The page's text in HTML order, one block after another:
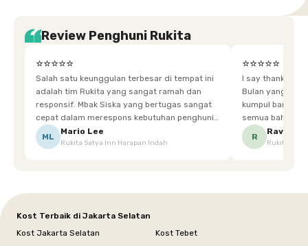
Review Penghuni Rukita
⭐⭐⭐⭐⭐
Salah satu keunggulan terbesar di tempat ini
adalah tim Rukita yang sangat ramah dan
responsif. Mbak Siska yang bertugas sangat
cepat dalam merespons kebutuhan penghuni.
Ketika saya meminta keset karena sempat
terpeleset, permintaan tersebut langsung
ML
Mario Lee
Rukita Satya Inn Harapan Indah
⭐⭐⭐⭐⭐
I say thankyou
Bulan yang super happy! banyak
kumpul bareng
semua bahagia
mgkn saran dari air aja & kebersihan lebih di
R
Ravena
Rukita
Kost Terbaik di Jakarta Selatan
Kost Jakarta Selatan
Kost Tebet